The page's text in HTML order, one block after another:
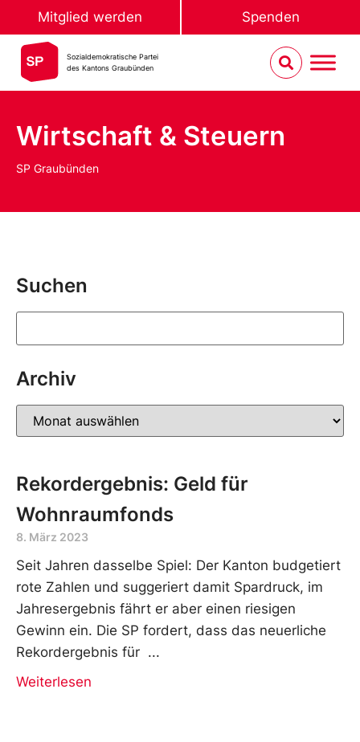
Mitglied werden Spenden
Sozialdemokratische Partei
des Kantons Graubünden
Wirtschaft & Steuern
SP Graubünden
Suchen
Archiv
Rekordergebnis: Geld für
Wohnraumfonds
8. März 2023
Seit Jahren dasselbe Spiel: Der Kanton budgetiert
rote Zahlen und suggeriert damit Spardruck, im
Jahresergebnis fährt er aber einen riesigen
Gewinn ein. Die SP fordert, dass das neuerliche
Rekordergebnis für
Weiterlesen